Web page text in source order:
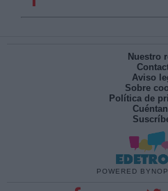
Nuestro
Aviso
Sobre
Política de
POWERED BY